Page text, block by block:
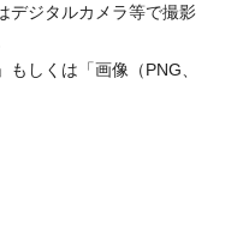
ジタルカメラ等で撮影
しくは「画像（PNG、